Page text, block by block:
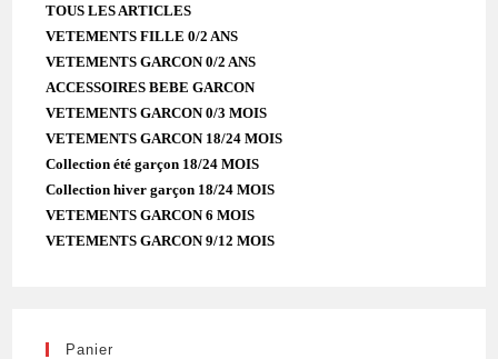
TOUS LES ARTICLES
VETEMENTS FILLE 0/2 ANS
VETEMENTS GARCON 0/2 ANS
ACCESSOIRES BEBE GARCON
VETEMENTS GARCON 0/3 MOIS
VETEMENTS GARCON 18/24 MOIS
Collection été garçon 18/24 MOIS
Collection hiver garçon 18/24 MOIS
VETEMENTS GARCON 6 MOIS
VETEMENTS GARCON 9/12 MOIS
Panier